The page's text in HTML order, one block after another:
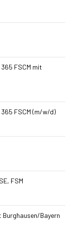
FSCM mit
FSCM (m/w/d)
FSM
Bayern